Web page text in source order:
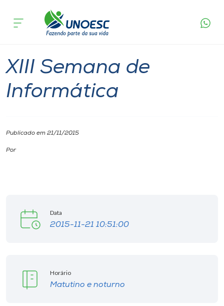
Cursos
Pesquisa
Internacionalização
Diplomados
São Miguel do Oeste
XIII Semana de
Informática
Publicado em 21/11/2015
Por
Data
2015-11-21 10:51:00
Horário
Matutino e noturno